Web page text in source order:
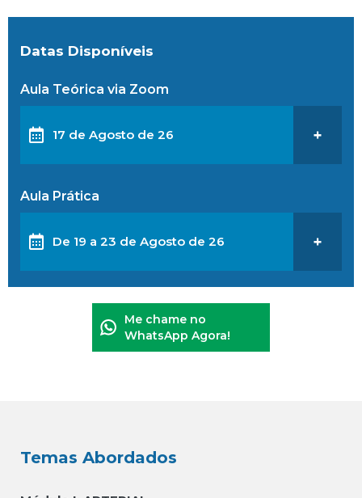
Datas Disponíveis
Aula Teórica via Zoom
17 de Agosto de 26 +
Aula Prática
De 19 a 23 de Agosto de 26 +
Me chame no
WhatsApp Agora!
Temas Abordados